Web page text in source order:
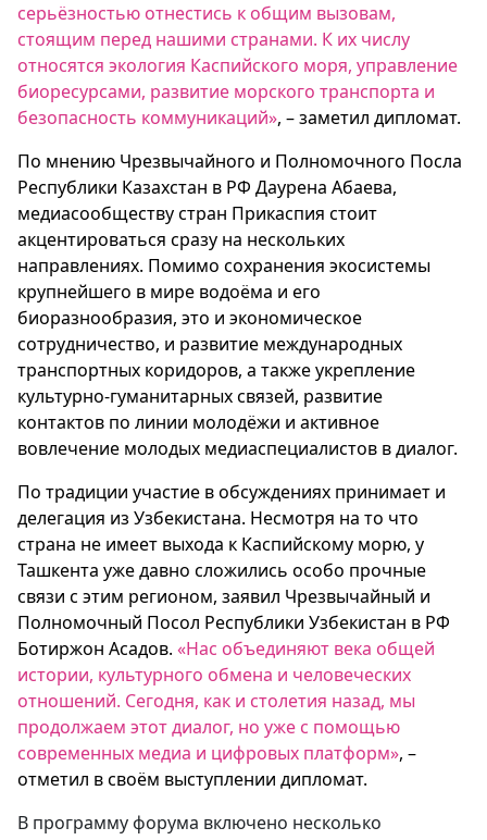
серьёзностью отнестись к общим вызовам,
стоящим перед нашими странами. К их числу
относятся экология Каспийского моря, управление
биоресурсами, развитие морского транспорта и
безопасность коммуникаций», – заметил дипломат.
По мнению Чрезвычайного и Полномочного Посла
Республики Казахстан в РФ Даурена Абаева,
медиасообществу стран Прикаспия стоит
акцентироваться сразу на нескольких
направлениях. Помимо сохранения экосистемы
крупнейшего в мире водоёма и его
биоразнообразия, это и экономическое
сотрудничество, и развитие международных
транспортных коридоров, а также укрепление
культурно-гуманитарных связей, развитие
контактов по линии молодёжи и активное
вовлечение молодых медиаспециалистов в диалог.
По традиции участие в обсуждениях принимает и
делегация из Узбекистана. Несмотря на то что
страна не имеет выхода к Каспийскому морю, у
Ташкента уже давно сложились особо прочные
связи с этим регионом, заявил Чрезвычайный и
Полномочный Посол Республики Узбекистан в РФ
Ботиржон Асадов. «Нас объединяют века общей
истории, культурного обмена и человеческих
отношений. Сегодня, как и столетия назад, мы
продолжаем этот диалог, но уже с помощью
современных медиа и цифровых платформ», –
отметил в своём выступлении дипломат.
В программу форума включено несколько